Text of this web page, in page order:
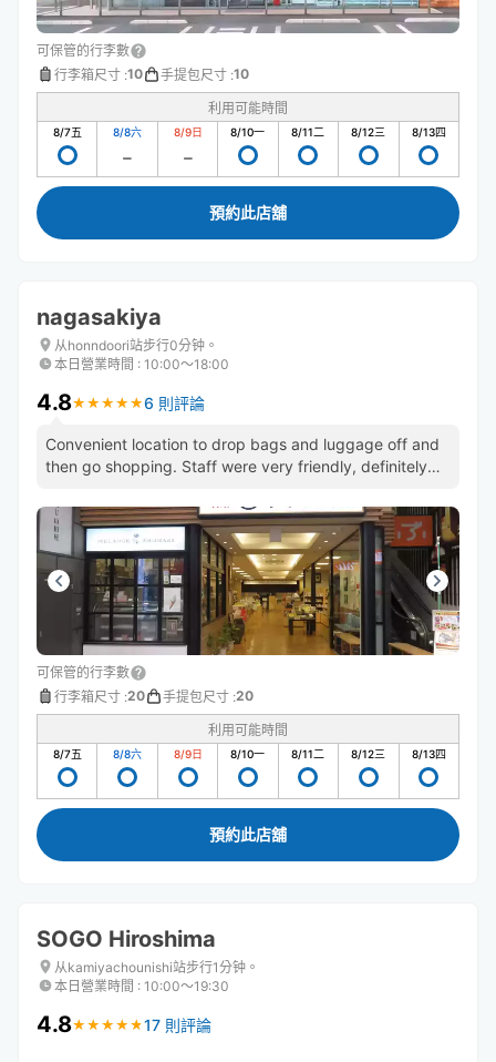
可保管的行李數
行李箱尺寸 :10 手提包尺寸 :10
利用可能時間
8/7五 8/8六 8/9日 8/10一 8/11二 8/12三 8/13四
預約此店舖
nagasakiya
从honndoori站步行0分钟。
本日營業時間 : 10:00〜18:00
4.8★ ★ ★ ★ ★
★ ★ ★ ★ ★6 則評論
Convenient location to drop bags and luggage off and
then go shopping. Staff were very friendly, definitely
可保管的行李數
行李箱尺寸 :20 手提包尺寸 :20
利用可能時間
8/7五 8/8六 8/9日 8/10一 8/11二 8/12三 8/13四
預約此店舖
SOGO Hiroshima
从kamiyachounishi站步行1分钟。
本日營業時間 : 10:00〜19:30
4.8★ ★ ★ ★ ★
★ ★ ★ ★ ★ 17 則評論